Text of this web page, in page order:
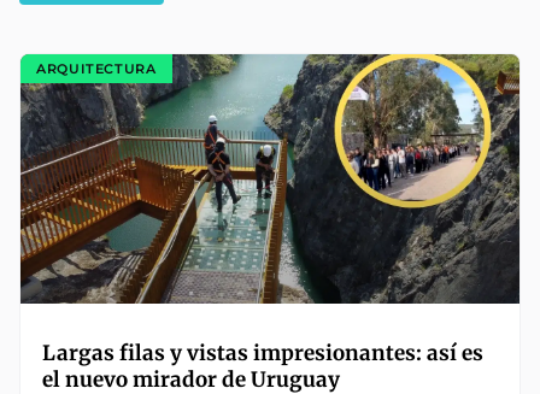
ARQUITECTURA
Largas filas y vistas impresionantes: así es
el nuevo mirador de Uruguay